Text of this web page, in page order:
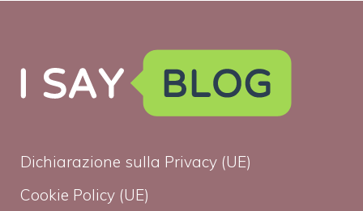
Dichiarazione sulla Privacy (UE)
Cookie Policy (UE)